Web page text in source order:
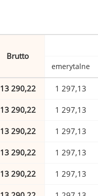
Brutto
emerytalne
13 290,22 1 297,13
13 290,22 1 297,13
13 290,22 1 297,13
13 290,22 1 297,13
13 290,22 1 297,13